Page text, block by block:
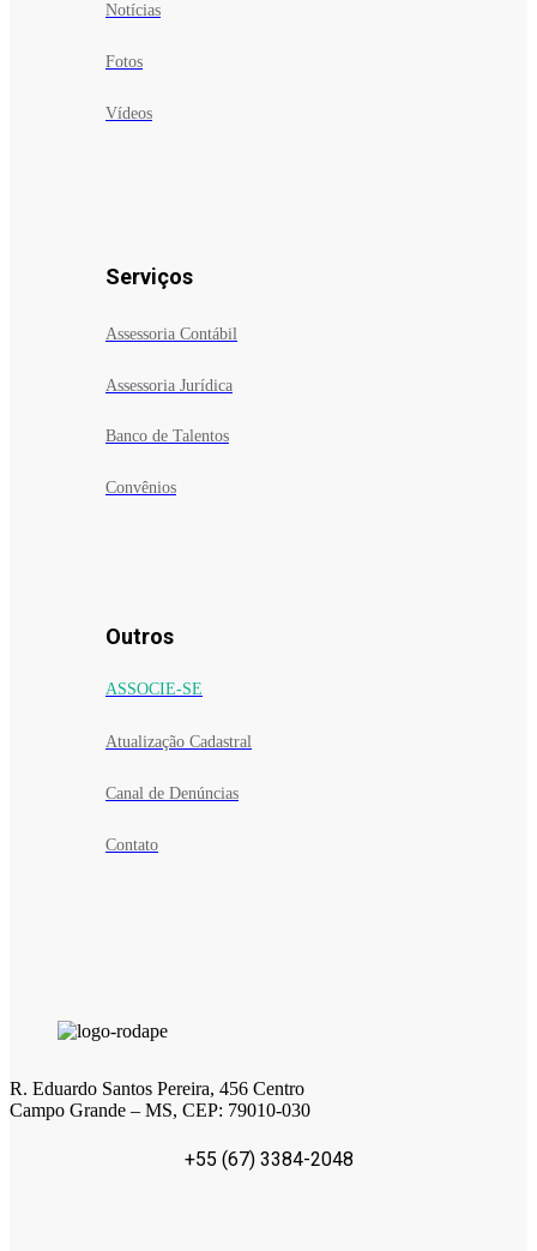
Notícias
Fotos
Vídeos
Serviços
Assessoria Contábil
Assessoria Jurídica
Banco de Talentos
Convênios
Outros
ASSOCIE-SE
Atualização Cadastral
Canal de Denúncias
Contato
R. Eduardo Santos Pereira, 456 Centro
Campo Grande – MS, CEP: 79010-030
+55 (67) 3384-2048